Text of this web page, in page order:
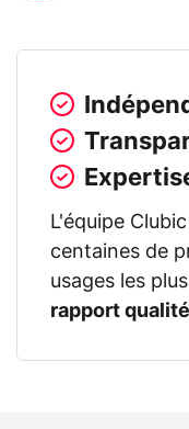
L'équipe
centaines de
usages les
rapport